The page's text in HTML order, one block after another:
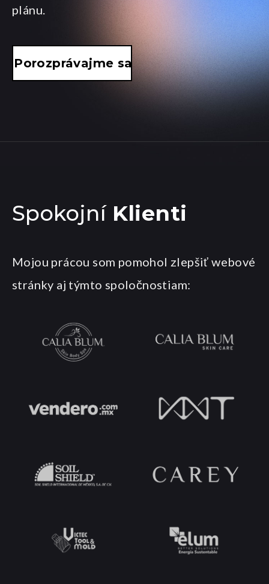
plánu.
Porozprávajme sa
Spokojní Klienti
Mojou prácou som pomohol zlepšiť webové
stránky aj týmto spoločnostiam: